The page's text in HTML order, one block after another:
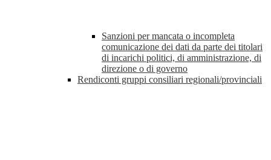
Sanzioni per mancata o incompleta
comunicazione dei dati da parte dei titolari
di incarichi politici, di amministrazione, di
direzione o di governo
Rendiconti gruppi consiliari regionali/provinciali